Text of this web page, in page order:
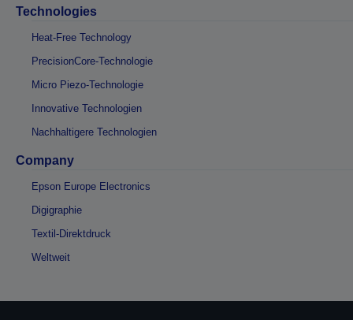
Technologies
Heat-Free Technology
PrecisionCore-Technologie
Micro Piezo-Technologie
Innovative Technologien
Nachhaltigere Technologien
Company
Epson Europe Electronics
Digigraphie
Textil-Direktdruck
Weltweit